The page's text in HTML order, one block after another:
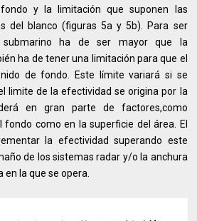
y la limitación que suponen las
del blanco (figuras 5a y 5b). Para ser
ha de ser mayor que la
ha de tener una limitación para que el
de fondo. Este límite variará si se
limite de la efectividad se origina por la
en gran parte de factores,como
como en la superficie del área. El
la efectividad superando este
de los sistemas radar y/o la anchura
en la que se opera.